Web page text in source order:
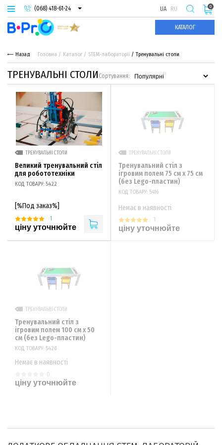
(068) 418-61-24
(093) 974-66-94
(095) 987-29-55
UA RU
КАТАЛОГ
0
Назад Головна Каталог STEM-лабораторії Тренувальні столи
ТРЕНУВАЛЬНІ СТОЛИ Сортування:
ТРЕНУВАЛЬНІ СТОЛИ
Великий тренувальний стіл
для робототехніки
КОД ТОВАРУ: 5422
[%Под заказ%]
1
ціну уточнюйте
ТРЕНУВАЛЬНІ СТОЛИ
Тренувальний стіл з
ігровим полем 75 см х 75 см
(без Lego-пластин)
КОД ТОВАРУ: 5416
Немає в наявності
1
ціну уточнюйте
ТРЕНУВАЛЬНІ СТОЛИ
Тренувальний стіл з
ігровим полем 100 см х 50
см (без Lego-пластин)
КОД ТОВАРУ: 5420
Немає в наявності
0
ціну уточнюйте